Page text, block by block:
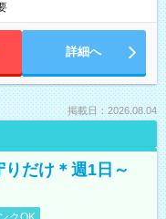
詳細へ
掲載日：2026.08.04
だけ＊週1日～